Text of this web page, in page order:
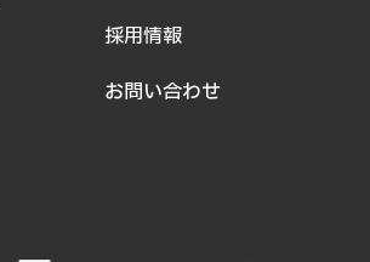
採用情報
お問い合わせ